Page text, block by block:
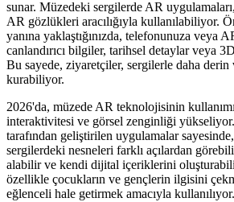
sunar. Müzedeki sergilerde AR
AR gözlükleri aracılığıyla kullanılabiliyor.
yanına yaklaştığınızda, telefonunuza veya
canlandırıcı bilgiler, tarihsel detaylar veya
Bu sayede, ziyaretçiler, sergilerle daha
kurabiliyor.
2026'da, müzede AR teknolojisinin
interaktivitesi ve görsel zenginliği yükseliyor.
tarafından geliştirilen uygulamalar
sergilerdeki nesneleri farklı açılardan
alabilir ve kendi dijital içeriklerini
özellikle çocukların ve gençlerin ilgisini
eğlenceli hale getirmek amacıyla kullanılıyor.